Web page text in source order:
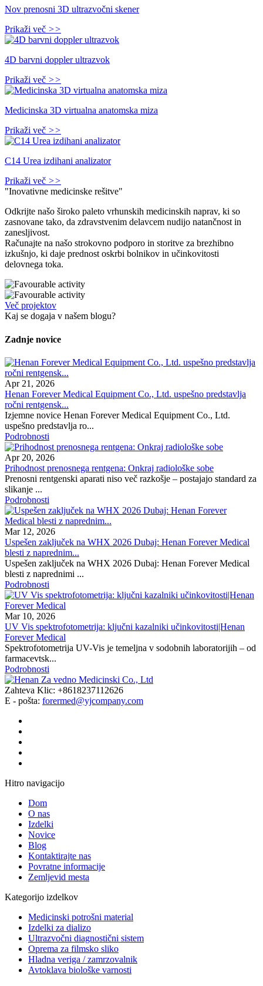
Nov prenosni 3D ultrazvočni skener
Prikaži več >>
4D barvni doppler ultrazvok
Prikaži več >>
Medicinska 3D virtualna anatomska miza
Prikaži več >>
C14 Urea izdihani analizator
Prikaži več >>
"Inovativne medicinske rešitve"
Odkrijte našo široko paleto vrhunskih medicinskih naprav, ki so
zasnovane tako, da zdravstvenim delavcem nudijo natančnost in
zanesljivost.
Računajte na našo strokovno podporo in storitve za brezhibno
izkušnjo, ki daje prednost oskrbi bolnikov in učinkovitosti
delovnega toka.
Več projektov
Kaj se dogaja v našem blogu?
Zadnje novice
Apr 21, 2026
Henan Forever Medical Equipment Co., Ltd. uspešno predstavlja
ročni rentgensk...
Izjemne novice Henan Forever Medical Equipment Co., Ltd.
uspešno predstavlja ro...
Podrobnosti
Apr 20, 2026
Prihodnost prenosnega rentgena: Onkraj radiološke sobe
Prenosni rentgenski aparati niso več razkošje – postajajo standard za
slikanje ...
Podrobnosti
Mar 12, 2026
Uspešen zaključek na WHX 2026 Dubaj: Henan Forever Medical
blesti z naprednim...
Uspešen zaključek na WHX 2026 Dubaj: Henan Forever Medical
blesti z naprednimi ...
Podrobnosti
Mar 10, 2026
UV Vis spektrofotometrija: ključni kazalniki učinkovitosti|Henan
Forever Medical
Spektrofotometrija UV-Vis je temeljna v sodobnih laboratorijih – od
farmacevtsk...
Podrobnosti
Zahteva Klic: +8618237112626
E - pošta: forermed@yjcompany.com
Hitro navigacijo
Dom
O nas
Izdelki
Novice
Blog
Kontaktirajte nas
Povratne informacije
Zemljevid mesta
Kategorijo izdelkov
Medicinski potrošni material
Izdelki za dializo
Ultrazvočni diagnostični sistem
Oprema za filmsko sliko
Hladna veriga / zamrzovalnik
Avtoklava biološke varnosti